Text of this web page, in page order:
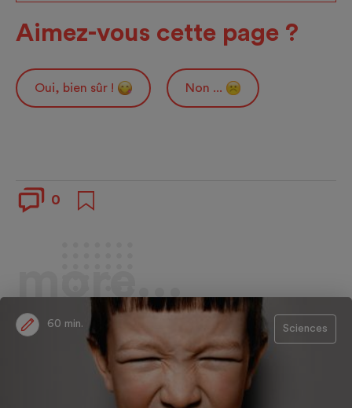
Aimez-vous cette page ?
Oui, bien sûr ! Non ...
0
60 min. Sciences